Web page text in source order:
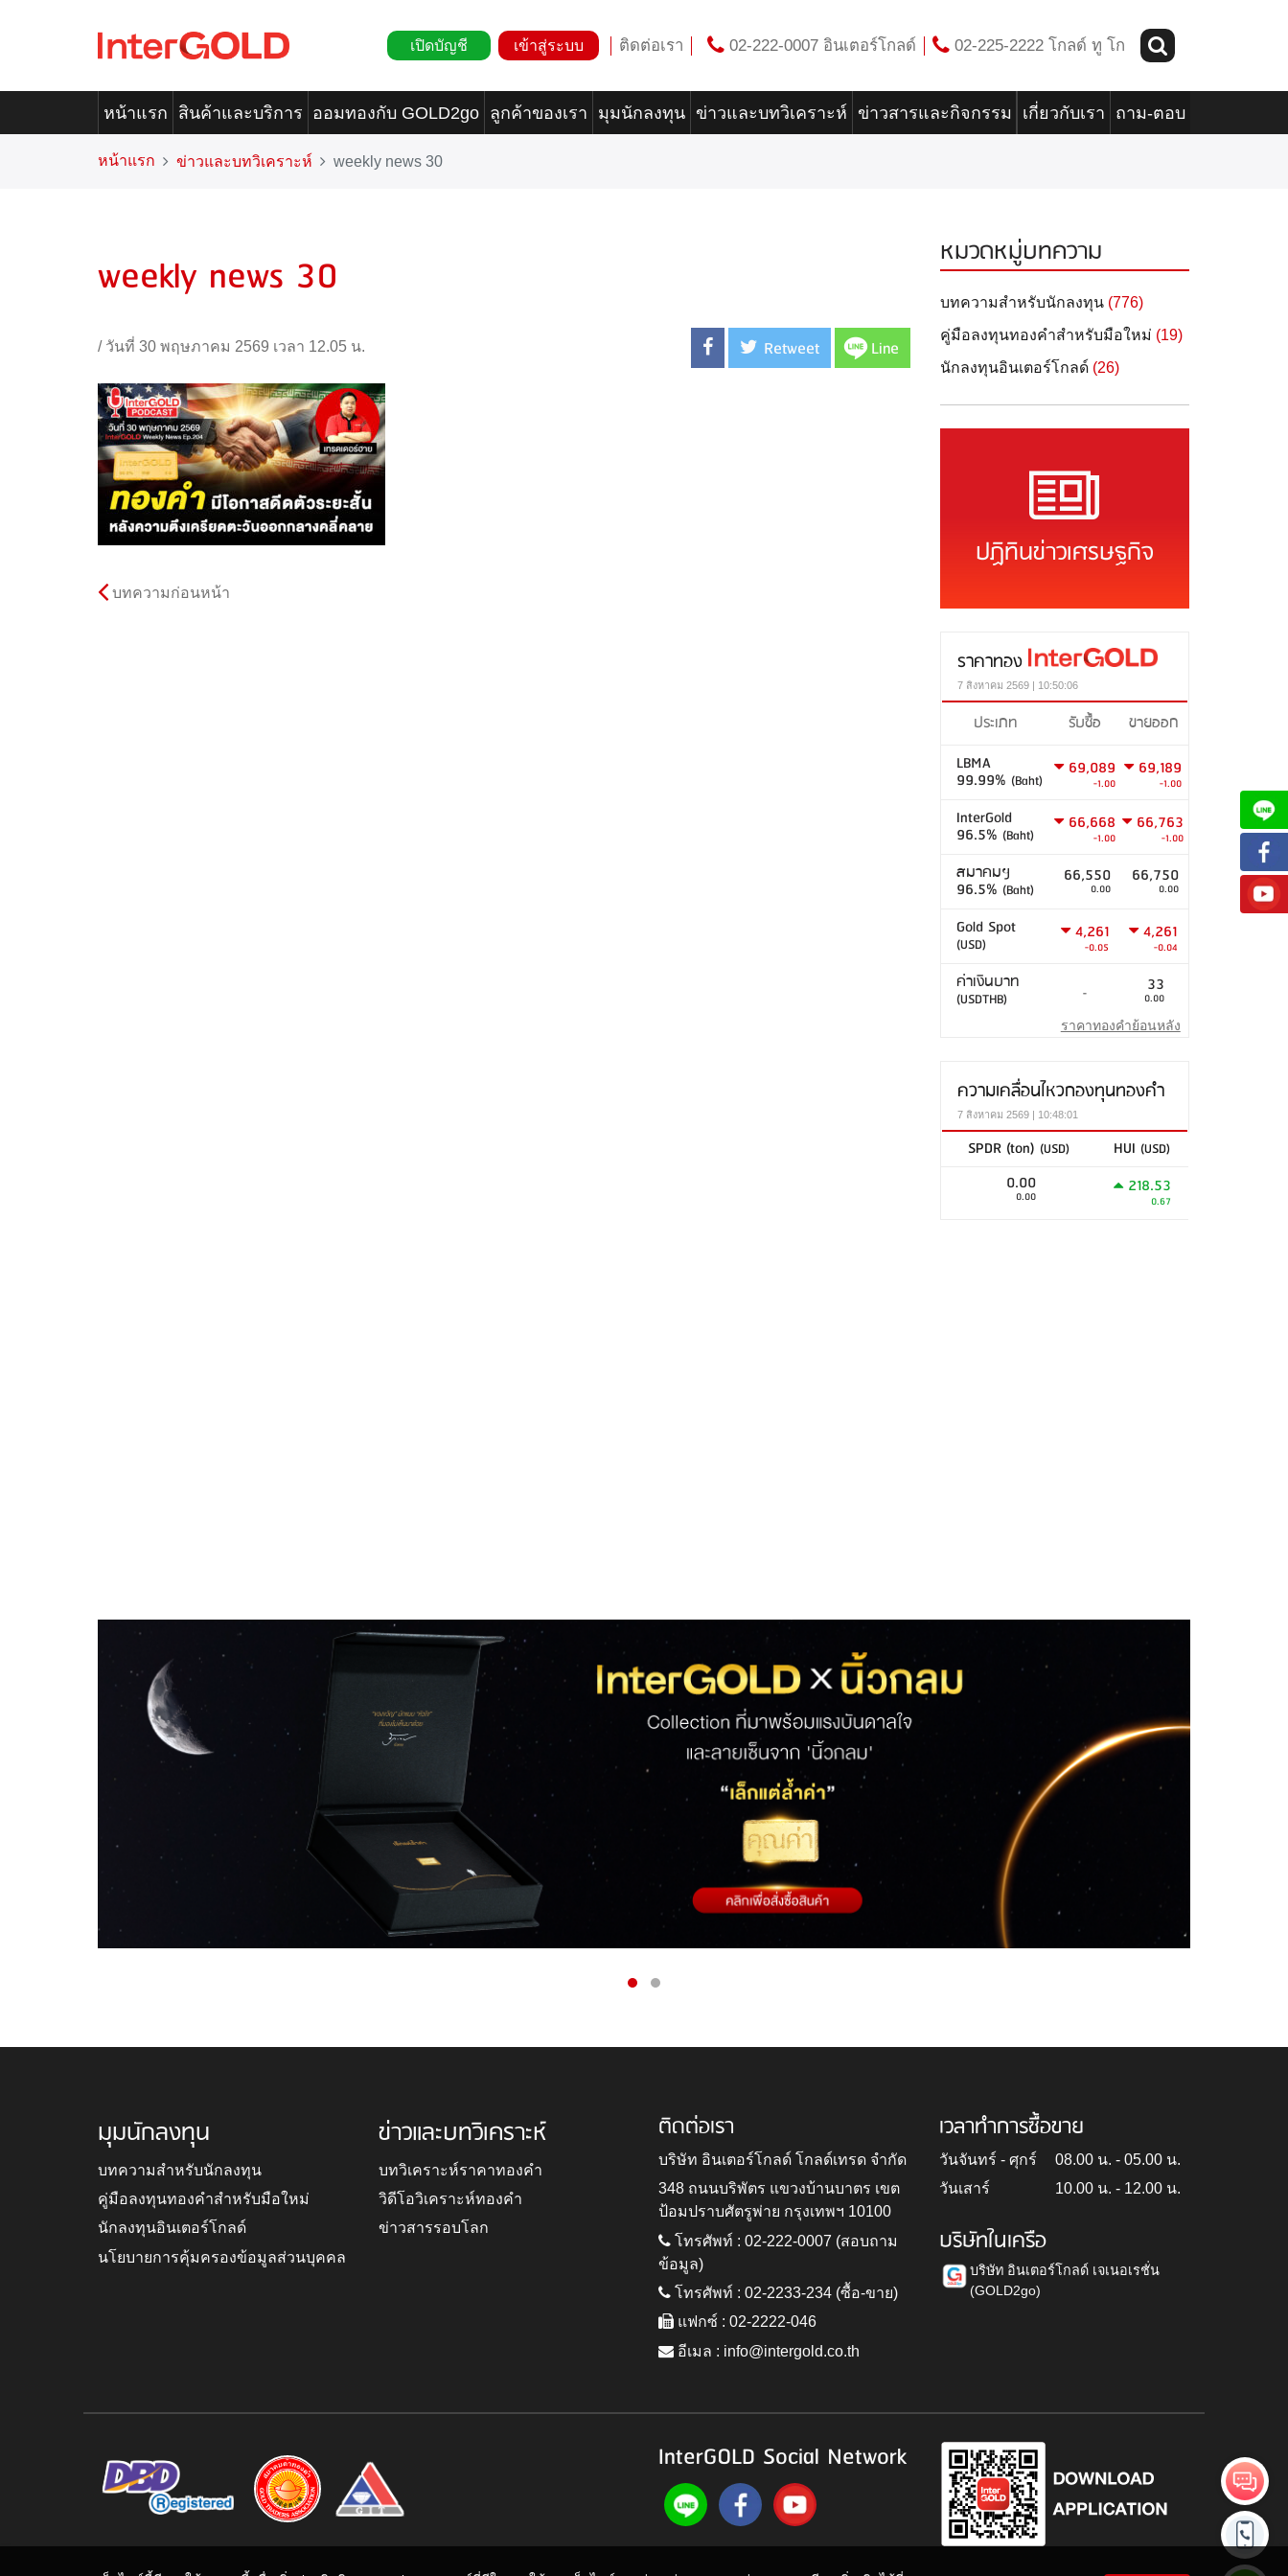
เปิดบัญชี เข้าสู่ระบบ ติดต่อเรา 02-222-0007 อินเตอร์โกลด์ 02-225-2222 โกลด์ ทู โก
หน้าแรก สินค้าและบริการ ออมทองกับ GOLD2go ลูกค้าของเรา มุมนักลงทุน ข่าวและบทวิเคราะห์ ข่าวสารและกิจกรรม เกี่ยวกับเรา ถาม-ตอบ
หน้าแรก ข่าวและบทวิเคราะห์ weekly news 30
weekly news 30
/ วันที่ 30 พฤษภาคม 2569 เวลา 12.05 น. Retweet Line
บทความก่อนหน้า
หมวดหมู่บทความ
บทความสำหรับนักลงทุน (776)
คู่มือลงทุนทองคำสำหรับมือใหม่ (19)
นักลงทุนอินเตอร์โกลด์ (26)
ปฏิทินข่าวเศรษฐกิจ
ราคาทอง
7 สิงหาคม 2569 | 10:50:06
ประเภท รับซื้อ
ขายออก
LBMA
99.99% (Baht)
69,089
-1.00
69,189
-1.00
InterGold
96.5% (Baht)
66,668
-1.00
66,763
-1.00
สมาคมฯ
96.5% (Baht)
66,550
0.00
66,750
0.00
Gold Spot
(USD)
4,261
-0.05
4,261
-0.04
ค่าเงินบาท
(USDTHB) - 33
0.00
ราคาทองคำย้อนหลัง
ความเคลื่อนไหวกองทุนทองคำ
7 สิงหาคม 2569 | 10:48:01
SPDR (ton) (USD) HUI (USD)
0.00
0.00 218.53
0.67
มุมนักลงทุน
บทความสำหรับนักลงทุน
คู่มือลงทุนทองคำสำหรับมือใหม่
นักลงทุนอินเตอร์โกลด์
นโยบายการคุ้มครองข้อมูลส่วนบุคคล
ข่าวและบทวิเคราะห์
บทวิเคราะห์ราคาทองคำ
วิดีโอวิเคราะห์ทองคำ
ข่าวสารรอบโลก
ติดต่อเรา
บริษัท อินเตอร์โกลด์ โกลด์เทรด จำกัด
348 ถนนบริพัตร แขวงบ้านบาตร เขต
ป้อมปราบศัตรูพ่าย กรุงเทพฯ 10100
โทรศัพท์ : 02-222-0007 (สอบถาม
ข้อมูล)
โทรศัพท์ : 02-2233-234 (ซื้อ-ขาย)
แฟกซ์ : 02-2222-046
อีเมล : info@intergold.co.th
เวลาทำการซื้อขาย
วันจันทร์ - ศุกร์
08.00 น. - 05.00 น.
วันเสาร์
10.00 น. - 12.00 น.
บริษัทในเครือ
บริษัท อินเตอร์โกลด์ เจเนอเรชั่น
(GOLD2go)
InterGOLD Social Network